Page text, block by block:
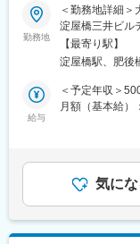
■充実した教育
1. 基礎研修
・入社（配属
・配属後フォロ
・セールススキ
・プレゼンテー
変更の範囲：会
■業務内容：
タイムズのカ
の専用ビジネ
業のポジション
事業拡大フェ
業と向き合い、
営業の進め方や
行動する中で
勤務地
＜勤務地詳細
淀屋橋三井ビル
の範囲：会社
【最寄り駅】
淀屋橋駅、肥後
給与
＜予定年収＞
月額（基本給
があります。
気に